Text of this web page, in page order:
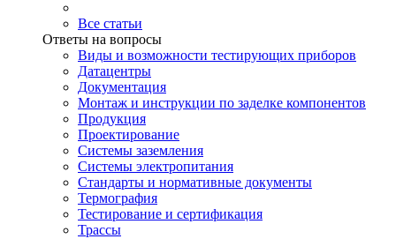
Все статьи
Ответы на вопросы
Виды и возможности тестирующих приборов
Датацентры
Документация
Монтаж и инструкции по заделке компонентов
Продукция
Проектирование
Системы заземления
Системы электропитания
Стандарты и нормативные документы
Термография
Тестирование и сертификация
Трассы